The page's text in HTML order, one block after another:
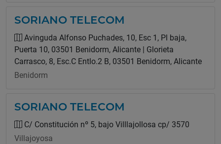
SORIANO TELECOM
Avinguda Alfonso Puchades, 10, Esc 1, Pl baja,
Puerta 10, 03501 Benidorm, Alicante | Glorieta
Carrasco, 8, Esc.C Entlo.2 B, 03501 Benidorm, Alicante
Benidorm
SORIANO TELECOM
C/ Constitución nº 5, bajo Villlajollosa cp/ 3570
Villajoyosa